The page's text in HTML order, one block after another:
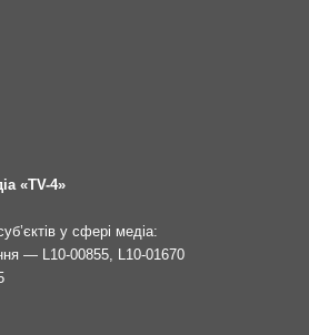
«TV-4»
у сфері медіа:
— L10-00855, L10-01670